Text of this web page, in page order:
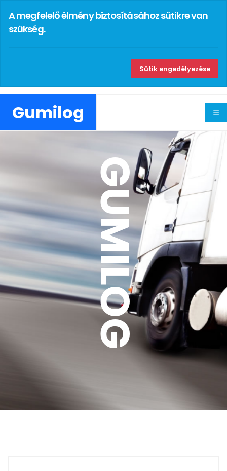
A megfelelő élmény biztosításához sütikre van
szükség.
Sütik engedélyezése
Gumilog
GUMILOG